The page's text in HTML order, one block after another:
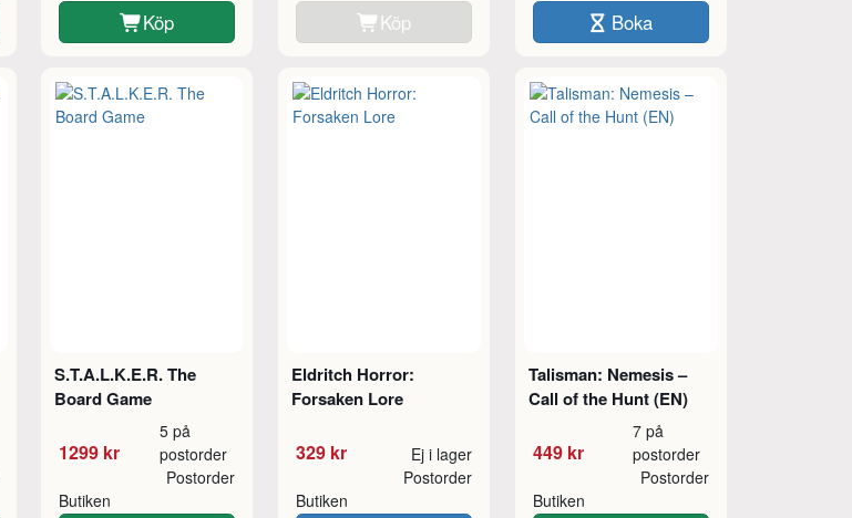
Köp Köp Boka
S.T.A.L.K.E.R. The
Board Game
1299 kr
5 på
postorder
Butiken
Postorder
Eldritch Horror:
Forsaken Lore
329 kr Ej i lager
Butiken
Postorder
Talisman: Nemesis –
Call of the Hunt (EN)
449 kr
7 på
postorder
Butiken
Postorder